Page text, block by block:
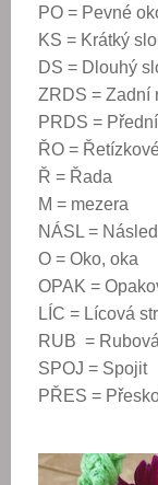
PO = Pevné
KS = Krátký
DS = Dlouhý
ZRDS = Zadní
PRDS =
ŘO =
Ř = Řada
M = mezera
NÁSL =
O = Oko, oka
OPAK =
LÍC = Lícová
RUB =
SPOJ = Spojit
PŘES =